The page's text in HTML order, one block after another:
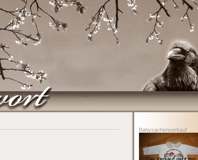
Babysachenverkauf